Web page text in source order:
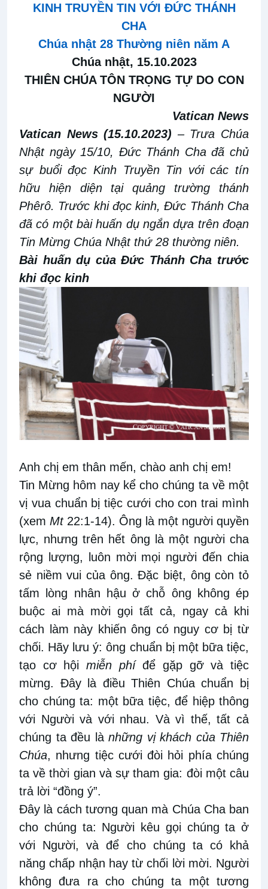
KINH TRUYỀN TIN VỚI ĐỨC THÁNH
CHA
Chúa nhật 28 Thường niên năm A
Chúa nhật, 15.10.2023
THIÊN CHÚA TÔN TRỌNG TỰ DO CON
NGƯỜI
Vatican News
Vatican News (15.10.2023) – Trưa Chúa
Nhật ngày 15/10, Đức Thánh Cha đã chủ
sự buổi đọc Kinh Truyền Tin với các tín
hữu hiện diện tại quảng trường thánh
Phêrô. Trước khi đọc kinh, Đức Thánh Cha
đã có một bài huấn dụ ngắn dựa trên đoạn
Tin Mừng Chúa Nhật thứ 28 thường niên.
Bài huấn dụ của Đức Thánh Cha trước
khi đọc kinh
Anh chị em thân mến, chào anh chị em!
Tin Mừng hôm nay kể cho chúng ta về một
vị vua chuẩn bị tiệc cưới cho con trai mình
(xem Mt22:1-14). Ông là một người quyền
lực, nhưng trên hết ông là một người cha
rộng lượng, luôn mời mọi người đến chia
sẻ niềm vui của ông. Đặc biệt, ông còn tỏ
tấm lòng nhân hậu ở chỗ ông không ép
buộc ai mà mời gọi tất cả, ngay cả khi
cách làm này khiến ông có nguy cơ bị từ
chối. Hãy lưu ý: ông chuẩn bị một bữa tiệc,
tạo cơ hội miễn phíđể gặp gỡ và tiệc
mừng. Đây là điều Thiên Chúa chuẩn bị
cho chúng ta: một bữa tiệc, để hiệp thông
với Người và với nhau. Và vì thế, tất cả
chúng ta đều là những vị khách của Thiên
Chúa, nhưng tiệc cưới đòi hỏi phía chúng
ta về thời gian và sự tham gia: đòi một câu
trả lời “đồng ý”.
Đây là cách tương quan mà Chúa Cha ban
cho chúng ta: Người kêu gọi chúng ta ở
với Người, và để cho chúng ta có khả
năng chấp nhận hay từ chối lời mời. Người
không đưa ra cho chúng ta một tương